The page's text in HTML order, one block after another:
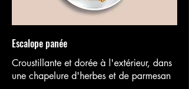
Escalope panée
Croustillante et dorée à l'extérieur, dans
une chapelure d'herbes et de parmesan